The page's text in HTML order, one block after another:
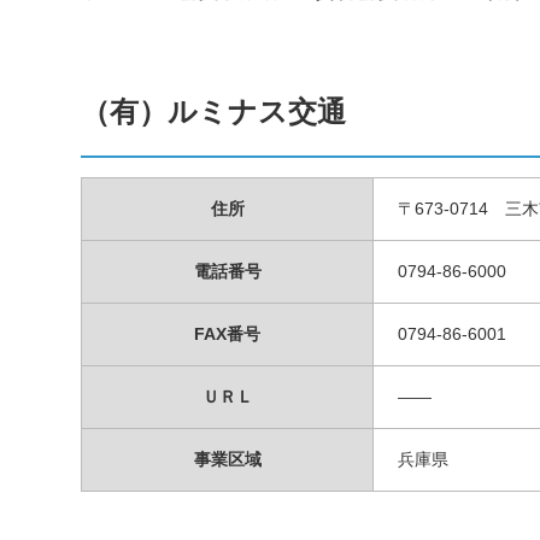
（有）ルミナス交通
住所 〒673-0714 三木
電話番号 0794-86-6000
FAX番号 0794-86-6001
ＵＲＬ ――
事業区域 兵庫県